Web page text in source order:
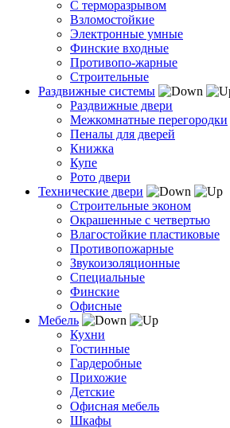
С терморазрывом
Взломостойкие
Электронные умные
Финские входные
Противопо-жарные
Строительные
Раздвижные системы
Раздвижные двери
Межкомнатные перегородки
Пеналы для дверей
Книжка
Купе
Рото двери
Технические двери
Строительные эконом
Окрашенные с четвертью
Влагостойкие пластиковые
Противопожарные
Звукоизоляционные
Специальные
Финские
Офисные
Мебель
Кухни
Гостинные
Гардеробные
Прихожие
Детские
Офисная мебель
Шкафы